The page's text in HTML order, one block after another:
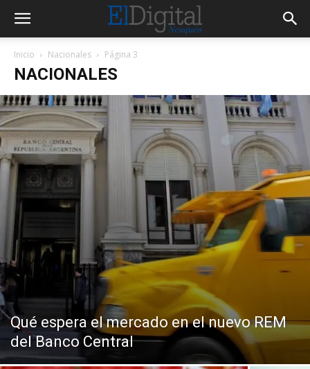
Inicio Nacionales Página 3
NACIONALES
Qué espera el mercado en el nuevo REM
del Banco Central